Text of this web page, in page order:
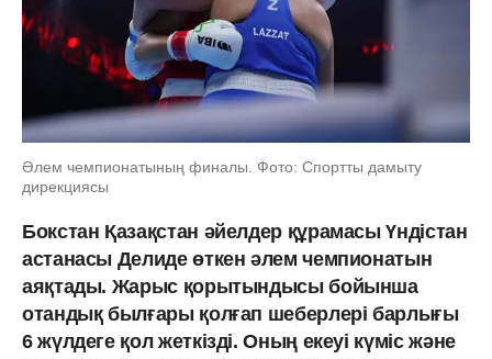
Әлем чемпионатының финалы. Фото: Спортты дамыту
дирекциясы
Бокстан Қазақстан әйелдер құрамасы Үндістан
астанасы Делиде өткен әлем чемпионатын
аяқтады. Жарыс қорытындысы бойынша
отандық былғары қолғап шеберлері барлығы
6 жүлдеге қол жеткізді. Оның екеуі күміс және